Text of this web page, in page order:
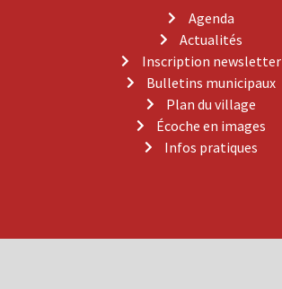
Agenda
Actualités
Inscription newsletter
Bulletins municipaux
Plan du village
Écoche en images
Infos pratiques